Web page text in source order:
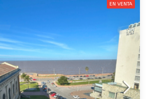
EN VENTA